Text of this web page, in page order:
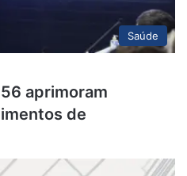
Saúde
aprimoram
de